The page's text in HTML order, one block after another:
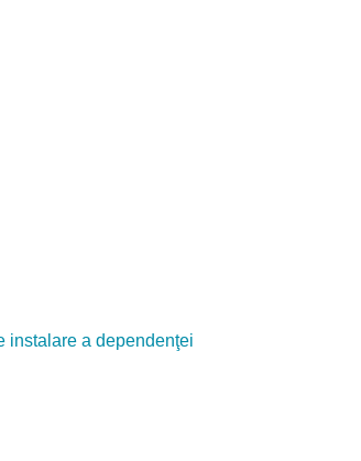
instalare a dependenţei